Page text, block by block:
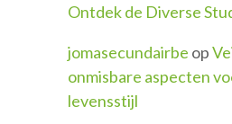
Ontdek de Diverse
jomasecundairbe op
onmisbare aspecten
levensstijl